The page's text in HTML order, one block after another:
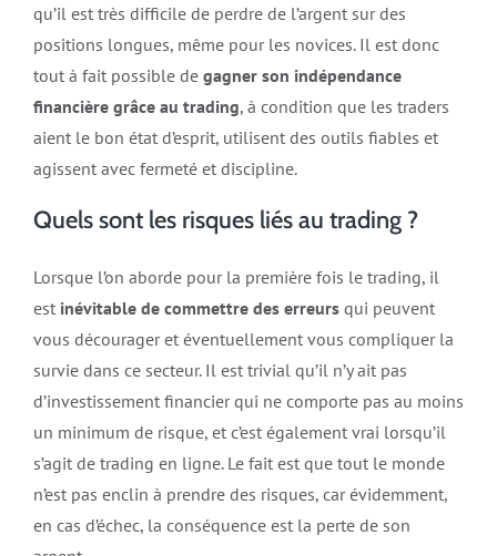
qu’il est très difficile de perdre de l’argent sur des
positions longues, même pour les novices. Il est donc
tout à fait possible de gagner son indépendance
financière grâce au trading, à condition que les traders
aient le bon état d’esprit, utilisent des outils fiables et
agissent avec fermeté et discipline.
Quels sont les risques liés au trading ?
Lorsque l’on aborde pour la première fois le trading, il
est inévitable de commettre des erreurs qui peuvent
vous décourager et éventuellement vous compliquer la
survie dans ce secteur. Il est trivial qu’il n’y ait pas
d’investissement financier qui ne comporte pas au moins
un minimum de risque, et c’est également vrai lorsqu’il
s’agit de trading en ligne. Le fait est que tout le monde
n’est pas enclin à prendre des risques, car évidemment,
en cas d’échec, la conséquence est la perte de son